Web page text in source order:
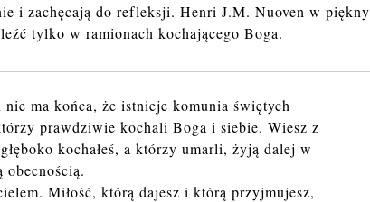
i zachęcają do refleksji. Henri J.M. Nuoven w piękny
tylko w ramionach kochającego Boga.
ma końca, że istnieje komunia świętych
prawdziwie kochali Boga i siebie. Wiesz z
kochałeś, a którzy umarli, żyją dalej w
Miłość, którą dajesz i którą przyjmujesz,